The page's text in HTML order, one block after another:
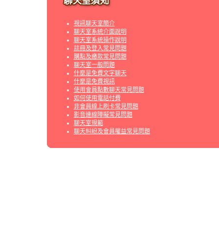
視訊聊天室簡介
聊天室系統介面說明
聊天室系統操作說明
註冊及登入常見問題
購點及繳款常見問題
聊天室一般問題
什麼是免費文字聊天
什麼是免費視訊
使用會員點數聊天常見問題
如何使用電話付費
非會員線上刷卡常見問題
影音連線障礙常見問題
聊天室規範
聊天糾紛及會員權益常見問題